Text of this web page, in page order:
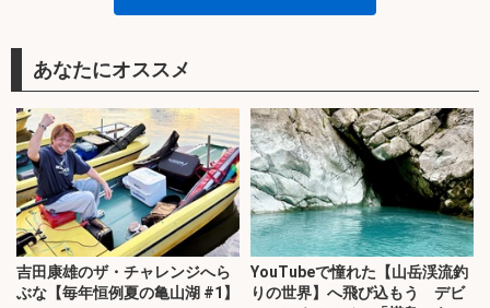
あなたにオススメ
吉田康雄のザ・チャレンジへら
ぶな【毎年恒例夏の亀山湖 #1】
YouTubeで憧れた【山岳渓流釣
りの世界】へ飛び込もう デビ